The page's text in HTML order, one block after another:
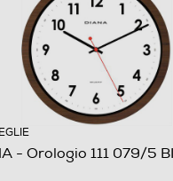
- Orologio 111 079/5